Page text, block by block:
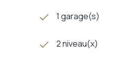
1 garage(s)
2 niveau(x)